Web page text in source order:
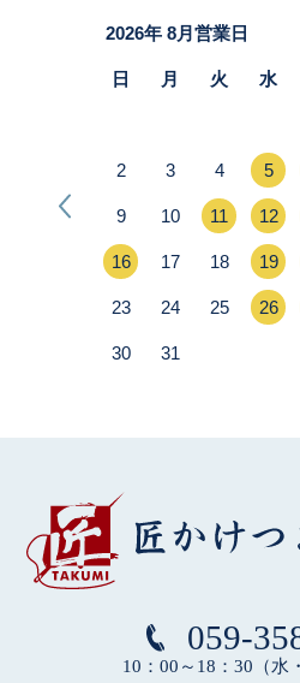
059-
10：00～18：30（水